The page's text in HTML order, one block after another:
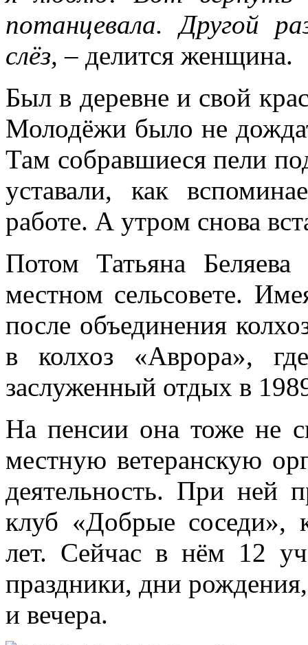
потанцевала. Другой
слёз, – делится женщина.
Был в деревне и свой
Молодёжи было не
Там собравшиеся пели
уставали, как
работе. А утром снова
Потом Татьяна
местном сельсовете.
после объединения
в колхоз «Аврора»,
заслуженный отдых в
На пенсии она тоже не
местную ветеранскую
деятельность. При ней
клуб «Добрые соседи»,
лет. Сейчас в нём 12
праздники, дни
и вечера.